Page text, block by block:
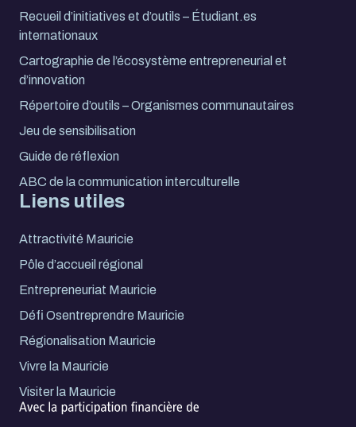
Recueil d’initiatives et d’outils – Étudiant.es
internationaux
Cartographie de l’écosystème entrepreneurial et
d’innovation
Répertoire d’outils – Organismes communautaires
Jeu de sensibilisation
Guide de réflexion
ABC de la communication interculturelle
Liens utiles
Attractivité Mauricie
Pôle d’accueil régional
Entrepreneuriat Mauricie
Défi Osentreprendre Mauricie
Régionalisation Mauricie
Vivre la Mauricie
Visiter la Mauricie